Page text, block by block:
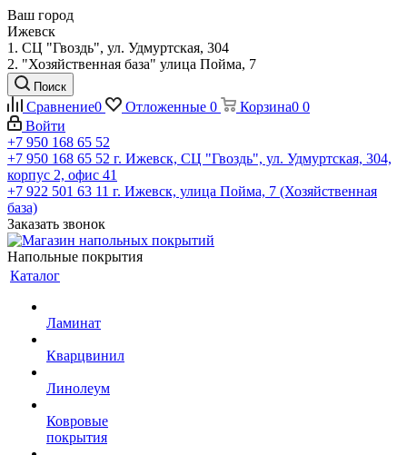
Ваш город
Ижевск
1. СЦ "Гвоздь", ул. Удмуртская, 304
2. "Хозяйственная база" улица Пойма, 7
Поиск
Сравнение0 Отложенные 0 Корзина0 0
Войти
+7 950 168 65 52
+7 950 168 65 52 г. Ижевск, СЦ "Гвоздь", ул. Удмуртская, 304,
корпус 2, офис 41
+7 922 501 63 11 г. Ижевск, улица Пойма, 7 (Хозяйственная
база)
Заказать звонок
Напольные покрытия
Каталог
Ламинат
Кварцвинил
Линолеум
Ковровые
покрытия